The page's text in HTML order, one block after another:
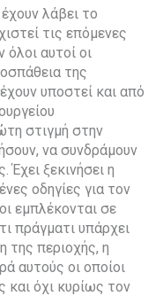
λάβει το
τις επόμενες
αυτοί οι
της
υποστεί και από
στιγμή στην
να συνδράμουν
ξεκινήσει η
οδηγίες για τον
εμπλέκονται σε
πράγματι υπάρχει
της περιοχής, η
αυτούς οι οποίοι
και όχι κυρίως τον